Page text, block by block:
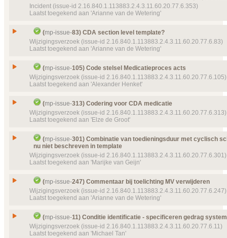
Template Basis Voorstel Verstrekkingsverzoek
9145 (2016‑07‑15 11:40:41)
Prioriteit
normaal
Labels
(P908) Publicatie 9.0.8
Object(en)
16:32:43)
Details
Klik hier voor alle issuedetails
mp-issue- 314
Wijzigingsverzoek
Gesloten, toegekend
Prioriteit
normaal
Object(en)
Doel van verwijzing ontbreekt
Doel van verwijzing ontbreekt mp-
23413 (2018‑01‑10 09:49:09) Kopie Indicator
Doel van verwijzing ontbreekt
Doel van verwijzing ontbreekt mp-
22092 (2016‑02‑02 11:16:21) Medicamenteuze
Doel van verwijzing ontbreekt
Details
Klik hier voor alle issuedetails
Incident (issue-id 2.16.840.1.113883.2.4.3.11.60.20.77.6.353)
Laatst toegekend aan 'Arianne van de Wetering'
Issue
CDA author: template moet include zijn ipv
mp-issue-353
Incident
Gesloten, toegekend
Prioriteit
normaal
Labels
(P907) Publicatie 9.0.7
Object(en)
23:16:54) MPCDAPart2Reuse
Details
Klik hier voor alle issuedetails
(mp-issue-83) CDA section level template?
Wijzigingsverzoek (issue-id 2.16.840.1.113883.2.4.3.11.60.20.77.6.83)
Laatst toegekend aan 'Arianne van de Wetering'
Issue
CDA section level template?
mp-issue-83
Wijzigingsverzoek
Gesloten, toegekend
Prioriteit
normaal
Object(en)
Doel van verwijzing ontbreekt
Details
Klik hier voor alle issuedetails
(mp-issue-105) Code stelsel Medicatieproces acts
Wijzigingsverzoek (issue-id 2.16.840.1.113883.2.4.3.11.60.20.77.6.105)
Laatst toegekend aan 'Alexander Henket'
Issue
Code stelsel Medicatieproces acts
mp-issue-105
Wijzigingsverzoek
Gesloten, toegekend
Prioriteit
normaal
Details
Klik hier voor alle issuedetails
(mp-issue-313) Codering voor CDA medicatie
Wijzigingsverzoek (issue-id 2.16.840.1.113883.2.4.3.11.60.20.77.6.313)
Laatst toegekend aan 'Elze de Groot'
Issue
Codering voor CDA medicatie
mp-issue-313
Wijzigingsverzoek
Prioriteit
normaal
Object(en)
Doel van verwijzing ontbreekt mp-template- 9170
09:16:12) MPCDAPart2ReuseMO
(mp-issue-301) Combinatie van toedieningsduur met cyclisch
nu niet beschreven in template
Wijzigingsverzoek (issue-id 2.16.840.1.113883.2.4.3.11.60.20.77.6.301)
Laatst toegekend aan 'Marijke van Geijn'
Issue
Combinatie van toedieningsduur met cyclisch
nu niet beschreven in template
mp-issue-301
Status
Gesloten, toegekend
Prioriteit
normaal
(mp-issue-247) Commentaar bij toelichting MV verwijderen
Wijzigingsverzoek (issue-id 2.16.840.1.113883.2.4.3.11.60.20.77.6.247)
Laatst toegekend aan 'Arianne van de Wetering'
Issue
Commentaar bij toelichting MV verwijderen
mp-issue-247
Wijzigingsverzoek
(mp-issue-11) Conditie identificatie - specificeren gedrag
Wijzigingsverzoek (issue-id 2.16.840.1.113883.2.4.3.11.60.20.77.6.11)
Laatst toegekend aan 'Michael Tan'